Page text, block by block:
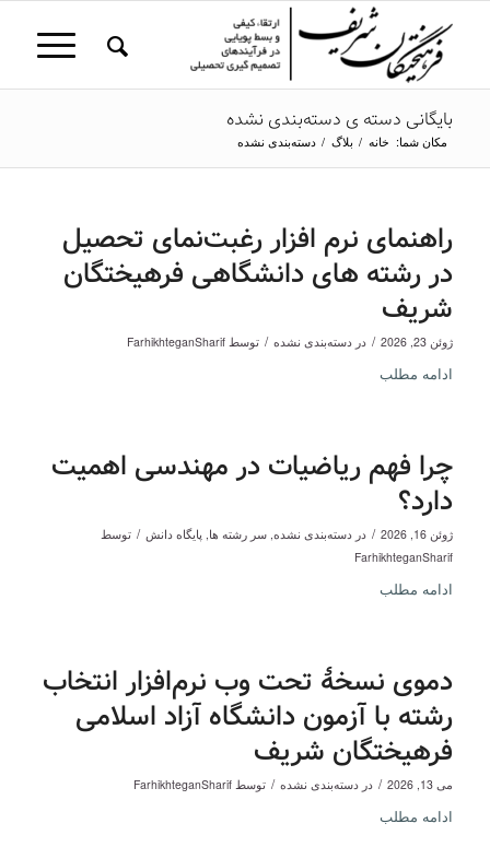
بایگانی دسته ی دسته‌بندی نشده
مکان شما: خانه / بلاگ / دسته‌بندی نشده
راهنمای نرم افزار رغبت‌نمای تحصیل
در رشته های دانشگاهی فرهیختگان
شریف
ژوئن 23, 2026 / در دسته‌بندی نشده / توسط FarhikhteganSharif
ادامه مطلب
چرا فهم ریاضیات در مهندسی اهمیت
دارد؟
ژوئن 16, 2026 / در دسته‌بندی نشده, سر رشته ها, پایگاه دانش / توسط
FarhikhteganSharif
ادامه مطلب
دموی نسخۀ تحت وب نرم‌افزار انتخاب
رشته با آزمون دانشگاه آزاد اسلامی
فرهیختگان شریف
می 13, 2026 / در دسته‌بندی نشده / توسط FarhikhteganSharif
ادامه مطلب